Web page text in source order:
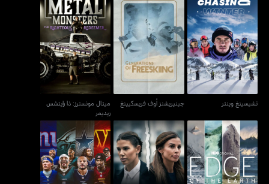
تشيسينغ وينتر
تشيسينغ وينتر
جينيريشنز أوف فريسكيينغ
جينيريشنز أوف فريسكيينغ
ميتال مونسترز: ذا رايتشس
ريديمر
ميتال مونسترز: ذا رايتشس
ريديمر
إيدج أوف ذا إيرث
فيندي X روني: ذا واغاثا
هارد نوكس: إن سيزن ويذ ذا
إن إف سي إيست